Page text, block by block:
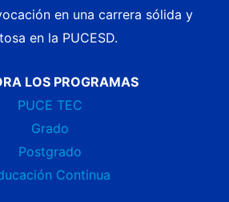
en una carrera sólida y
en la PUCESD.
LOS PROGRAMAS
PUCE TEC
Grado
Postgrado
Continua